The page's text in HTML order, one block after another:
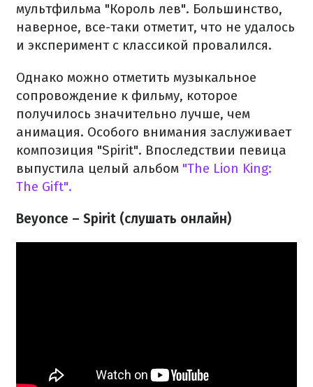
мультфильма "Король лев". Большинство,
наверное, все-таки отметит, что не удалось
и эксперимент с классикой провалился.
Однако можно отметить музыкальное
сопровождение к фильму, которое
получилось значительно лучше, чем
анимация. Особого внимания заслуживает
композиция "Spirit". Впоследствии певица
выпустила целый альбом "The Lion King:
The Gift".
Beyoncе – Spirit (слушать онлайн)